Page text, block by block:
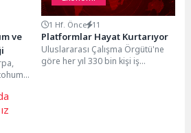
ve
1 Hf. Önce 11
Platformlar Hayat Kurtarıyor
Uluslararası Çalışma Örgütü'ne
göre her yıl 330 bin kişi iş